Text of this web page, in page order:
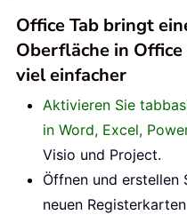
Office Tab bringt
Oberfläche in
viel einfacher
Aktivieren Sie
in Word, Excel,
Visio und Project.
Öffnen und erstellen
neuen